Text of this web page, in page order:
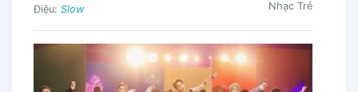
Điệu: Slow Nhạc Trẻ